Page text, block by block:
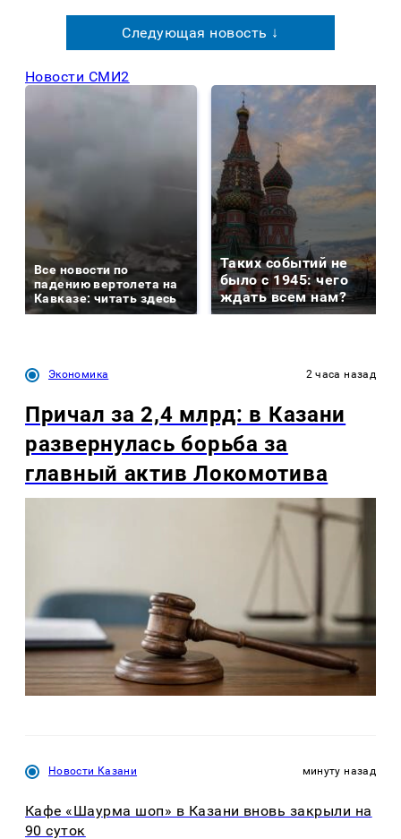
Следующая новость ↓
Новости СМИ2
Все новости по
падению вертолета на
Кавказе: читать здесь
Таких событий не
было с 1945: чего
ждать всем нам?
Экономика 2 часа назад
Причал за 2,4 млрд: в Казани
развернулась борьба за
главный актив Локомотива
Новости Казани минуту назад
Кафе «Шаурма шоп» в Казани вновь закрыли на
90 суток